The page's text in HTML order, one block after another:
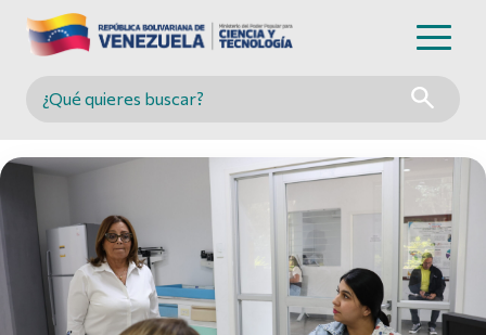
Buscar en MINCYT